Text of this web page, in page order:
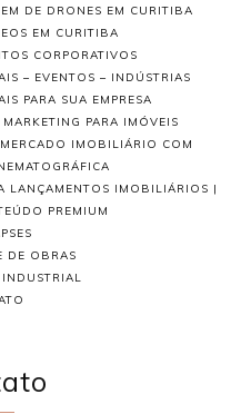
DE DRONES EM CURITIBA
EM CURITIBA
CORPORATIVOS
– EVENTOS – INDÚSTRIAS
PARA SUA EMPRESA
PARA IMÓVEIS
IMOBILIÁRIO COM
LANÇAMENTOS IMOBILIÁRIOS |
PREMIUM
DE OBRAS